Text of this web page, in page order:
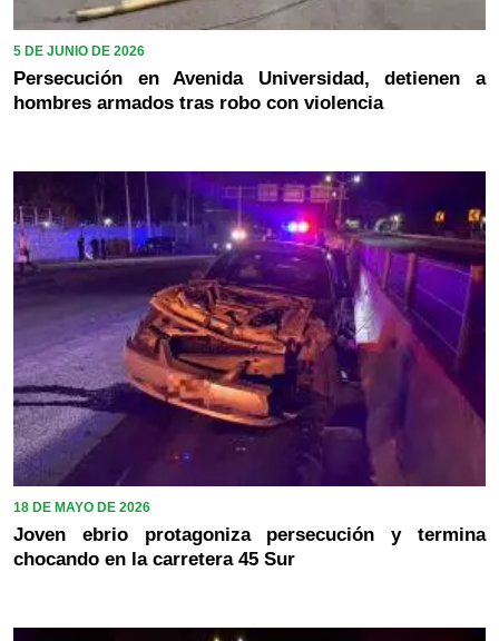
5 DE JUNIO DE 2026
Persecución en Avenida Universidad, detienen a
hombres armados tras robo con violencia
18 DE MAYO DE 2026
Joven ebrio protagoniza persecución y termina
chocando en la carretera 45 Sur